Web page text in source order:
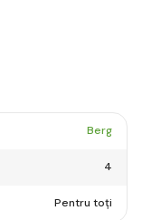
Berg
4
Pentru toți